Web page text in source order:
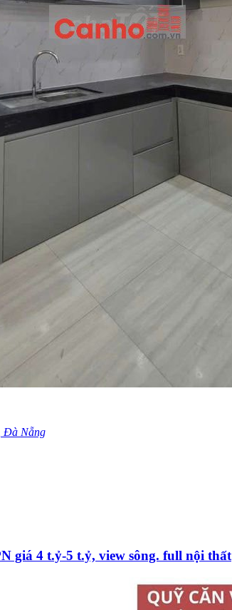
Đà Nẵng
giá 4 t.ỷ-5 t.ỷ, view sông. full nội thất